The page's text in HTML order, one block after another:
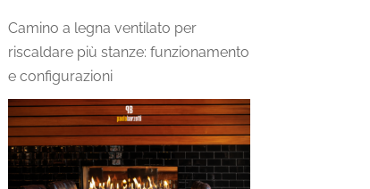
Camino a legna ventilato per
riscaldare più stanze: funzionamento
e configurazioni